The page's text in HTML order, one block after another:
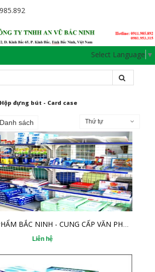
Select Language ▼
Hộp đựng bút - Card case
Danh sách Thứ tự
Liên hệ